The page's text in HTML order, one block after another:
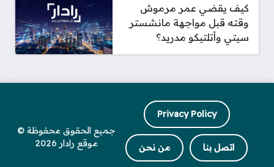
كيف يقضي عمر مرموش
وقته قبل مواجهة مانشستر
سيتي وأتلتيكو مدريد؟
Privacy Policy
اتصل بنا من نحن
جميع الحقوق محفوظة ©
موقع رادار 2026